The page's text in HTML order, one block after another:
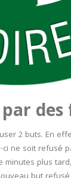
2 buts. En
ne soit refusé
plus